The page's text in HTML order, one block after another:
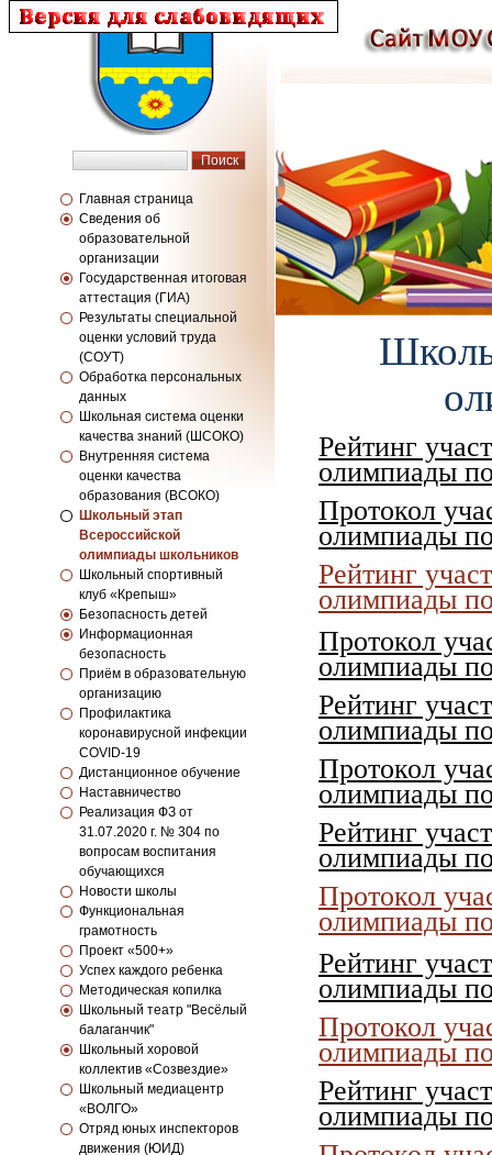
Главная страница
Сведения об
образовательной
организации
Государственная итоговая
аттестация (ГИА)
Результаты специальной
оценки условий труда
(СОУТ)
Обработка персональных
данных
Школьная система оценки
качества знаний (ШСОКО)
Внутренняя система
оценки качества
образования (ВСОКО)
Школьный этап
Всероссийской
олимпиады школьников
Школьный спортивный
клуб «Крепыш»
Безопасность детей
Информационная
безопасность
Приём в образовательную
организацию
Профилактика
коронавирусной инфекции
COVID-19
Дистанционное обучение
Наставничество
Реализация ФЗ от
31.07.2020 г. № 304 по
вопросам воспитания
обучающихся
Новости школы
Функциональная
грамотность
Проект «500+»
Успех каждого ребенка
Методическая копилка
Школьный театр "Весёлый
балаганчик"
Школьный хоровой
коллектив «Созвездие»
Школьный медиацентр
«ВОЛГО»
Отряд юных инспекторов
движения (ЮИД)
Рейтинг
олимпиады
Протокол
олимпиады
Рейтинг
олимпиады
Протокол
олимпиады
Рейтинг
олимпиады
Протокол
олимпиады
Рейтинг
олимпиады
Протокол
олимпиады
Рейтинг
олимпиады
Протокол
олимпиады
Рейтинг
олимпиады